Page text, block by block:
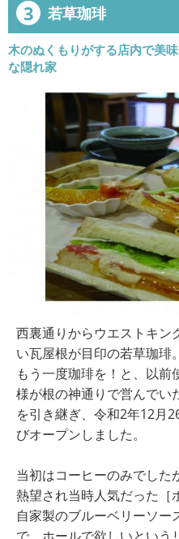
3 若草珈琲
木のぬくもりがする店内で美
な隠れ家
西裏通りからウエストキン
い瓦屋根が目印の若草珈琲。
もう一度珈琲を！と、以
様が根の神通りで営んでい
を引き継ぎ、令和2年12月
びオープンしました。
当初はコーヒーのみでした
熱望され当時人気だった［
自家製のブルーベリーソ